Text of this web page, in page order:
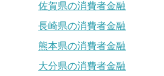
佐賀県の消費者金融
長崎県の消費者金融
熊本県の消費者金融
大分県の消費者金融